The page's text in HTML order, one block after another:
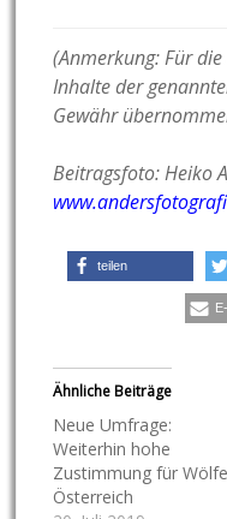
(Anmerkung: Für
Inhalte der
Gewähr
Beitragsfoto: Heiko
teilen
Ähnliche Beiträge
Neue Umfrage:
Weiterhin hohe
Zustimmung für
Österreich